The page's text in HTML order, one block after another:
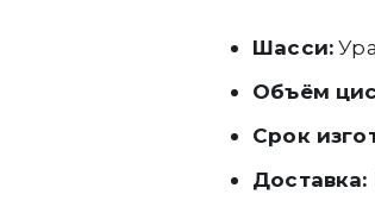
Шасси:
Объём
Срок
Доставка: